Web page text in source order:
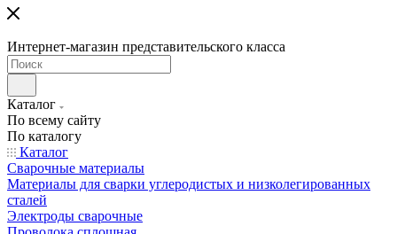
Интернет-магазин представительского класса
Каталог
По всему сайту
По каталогу
Каталог
Сварочные материалы
Материалы для сварки углеродистых и низколегированных
сталей
Электроды сварочные